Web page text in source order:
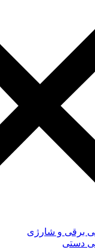
برقی و شارژی
دستی